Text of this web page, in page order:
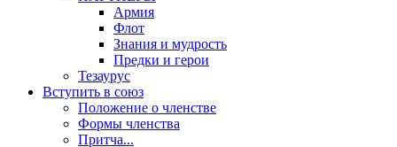
Армия
Флот
Знания и мудрость
Предки и герои
Тезаурус
Вступить в союз
Положение о членстве
Формы членства
Притча...